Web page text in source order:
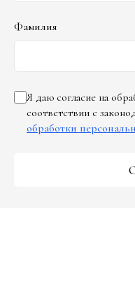
Фамилия
Я даю согласие на
соответствии с
обработки